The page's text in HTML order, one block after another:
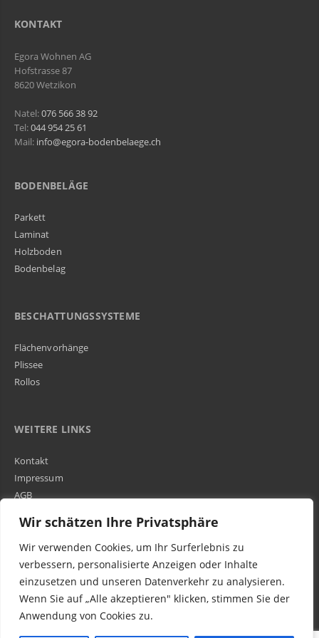
Wir schätzen Ihre Privatsphäre
Wir verwenden Cookies, um Ihr Surferlebnis zu
verbessern, personalisierte Anzeigen oder Inhalte
einzusetzen und unseren Datenverkehr zu analysieren.
Wenn Sie auf „Alle akzeptieren" klicken, stimmen Sie der
Anwendung von Cookies zu.
KONTAKT
Egora Wohnen AG
Hofstrasse 87
8620 Wetzikon
Natel:076 566 38 92
Tel:044 954 25 61
Mail: info@egora-bodenbelaege.ch
BODENBELÄGE
Parkett
Laminat
Holzboden
Bodenbelag
BESCHATTUNGSSYSTEME
Flächenvorhänge
Plissee
Rollos
WEITERE LINKS
Kontakt
Impressum
AGB
WIR SIND IN DER GESAMTEN SCHWEIZ TÄTIG
Kundenbewertungen und Erfahrungen zu
Egora GmbH
MANGELHAFT